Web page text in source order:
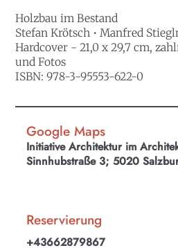
Holzbau im Bestand
Stefan Krötsch • Manfred
Hardcover - 21,0 x 29,7 cm,
und Fotos
ISBN: 978-3-95553-622-0
Google Maps
Initiative Architektur im
Sinnhubstraße 3; 5020
Reservierung
+43662879867